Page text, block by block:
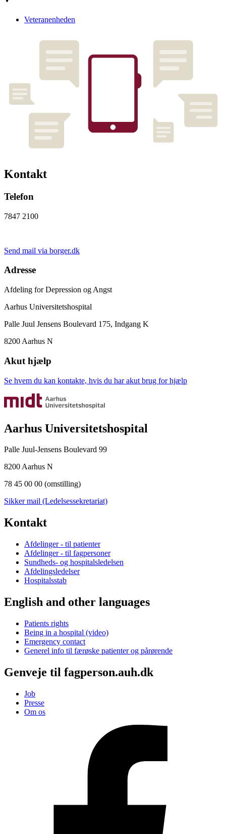
Veteranenheden
Kontakt
Telefon
7847 2100
Send mail via borger.dk
Adresse
Afdeling for Depression og Angst
Aarhus Universitetshospital
Palle Juul Jensens Boulevard 175, Indgang K
8200 Aarhus N
Akut hjælp
Se hvem du kan kontakte, hvis du har akut brug for hjælp
Aarhus Universitetshospital
Palle Juul-Jensens Boulevard 99
8200 Aarhus N
78 45 00 00 (omstilling)
Sikker mail (Ledelsessekretariat)
Kontakt
Afdelinger - til patienter
Afdelinger - til fagpersoner
Sundheds- og hospitalsledelsen
Afdelingsledelser
Hospitalsstab
English and other languages
Patients rights
Being in a hospital (video)
Emergency contact
Generel info til færøske patienter og pårørende
Genveje til fagperson.auh.dk
Job
Presse
Om os